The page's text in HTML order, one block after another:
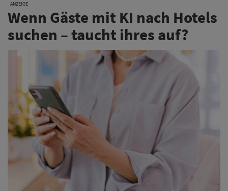
ANZEIGE
Wenn Gäste mit KI nach Hotels
suchen – taucht ihres auf?